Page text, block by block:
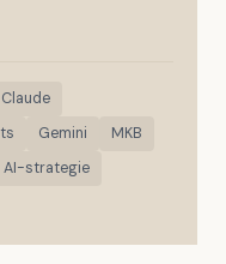
Claude
Gemini
MKB
AI-strategie